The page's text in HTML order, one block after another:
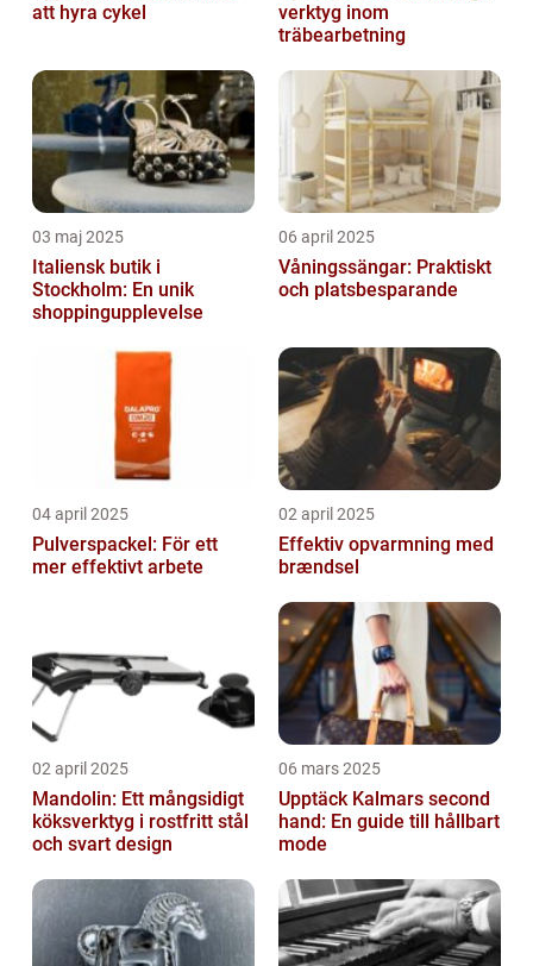
att hyra cykel
verktyg inom
träbearbetning
03 maj 2025
Italiensk butik i
Stockholm: En unik
shoppingupplevelse
06 april 2025
Våningssängar: Praktiskt
och platsbesparande
04 april 2025
Pulverspackel: För ett
mer effektivt arbete
02 april 2025
Effektiv opvarmning med
brændsel
02 april 2025
Mandolin: Ett mångsidigt
köksverktyg i rostfritt stål
och svart design
06 mars 2025
Upptäck Kalmars second
hand: En guide till hållbart
mode